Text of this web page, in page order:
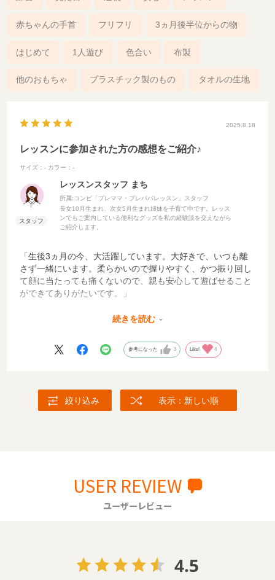
赤ちゃんの手首 フリフリ 3ヵ月後半位からの物
はじめて 1人遊び 色合い 布製
他のおもちゃ プラスチック製のもの タオルの生地
2025.8.18
レッスンに参加された方の感想をご紹介♪
サイズ：- カラー：-
レッスンスタッフ まち
所属:コンビ「プレママ・プレパパレッスン」スタッフ
長女10月生まれ、次女5月生まれ姉妹を子育て中です。レッス
ンでもご案内している便利なグッズを私の経験談を交えながら
ご紹介します。
「生後3ヵ月の今、大活躍しています。大好きで、いつも離
さず一緒にいます。柔らかいので握りやすく、かつ振り回し
て顔に当たっても痛くないので、親も安心して遊ばせること
ができてありがたいです。」
「はじめてフリフリはめちゃくちゃ反応がよくて、3ヵ月後
で赤ちゃんの小さい手でも握れて、手を振ると音が鳴るので
嬉しそうでした。」
躍し、親としてもとても助かっています。見た目もかわいい
です！」
「追視をする頃に活躍しました。見えやすい色でつくられて
いるからかなと思います。 」
追ってくれました。 」
続きを読む
参考になった 3 Like! 4
絞り込み 表示：新しい順
USER REVIEW
ユーザーレビュー
4.5